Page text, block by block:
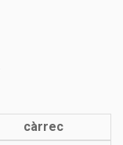
càrrec